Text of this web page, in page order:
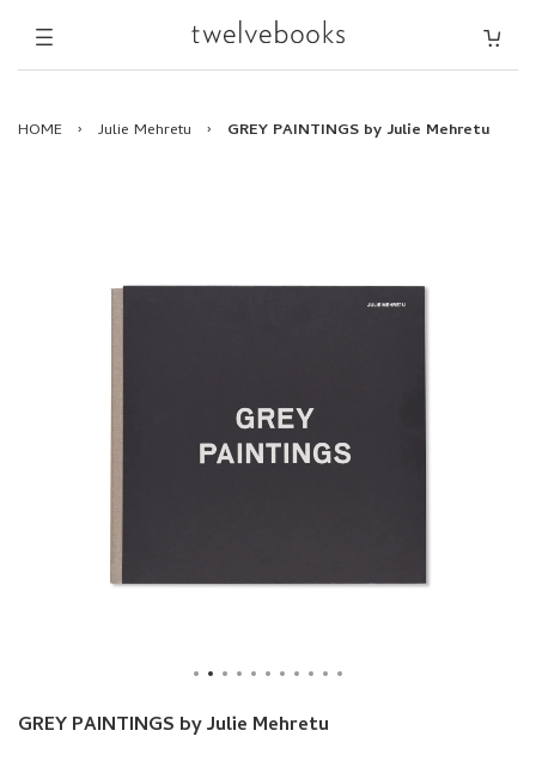
HOME › Julie Mehretu › GREY PAINTINGS by Julie Mehretu
エチオピア生まれのアメリカ人アーティスト、ジュリー・メレツ
（Julie Mehretu）の作品集。2016年に「Marian Goodman Gallery」